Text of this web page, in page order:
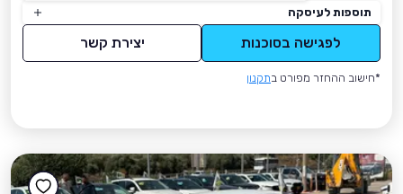
תוספות לעיסקה
לפגישה בסוכנות יצירת קשר
*חישוב ההחזר מפורט בתקנון